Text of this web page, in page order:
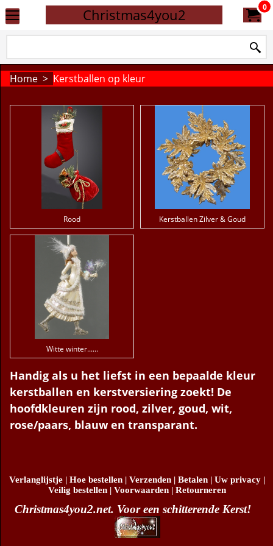
Christmas4you2 0
Home > Kerstballen op kleur
Rood Kerstballen Zilver & Goud
Witte winter......
Handig als u het liefst in een bepaalde kleur
kerstballen en kerstversiering zoekt! De
hoofdkleuren zijn rood, zilver, goud, wit,
rose/paars, blauw en transparant.
Verlanglijstje | Hoe bestellen | Verzenden | Betalen | Uw privacy |
Veilig bestellen | Voorwaarden | Retourneren
Christmas4you2.net. Voor een schitterende Kerst!